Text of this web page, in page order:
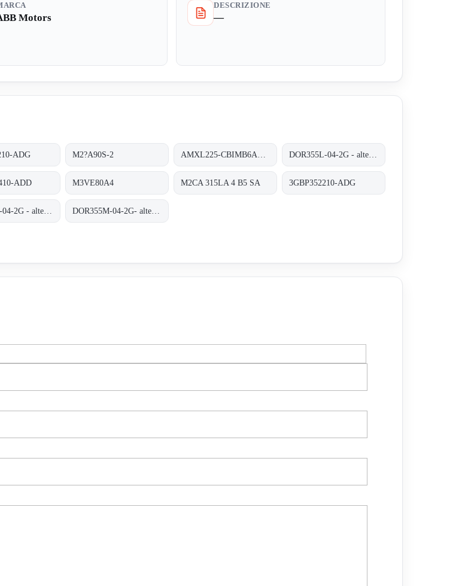
Motors
DESCRIZIONE
—
ADG M2?A90S-2
ADD M3VE80A4 M2CA 315LA 4 B5 SA 3GBP352210-ADG